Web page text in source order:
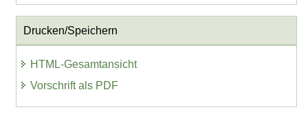
Drucken/Speichern
HTML-Gesamtansicht
Vorschrift als PDF